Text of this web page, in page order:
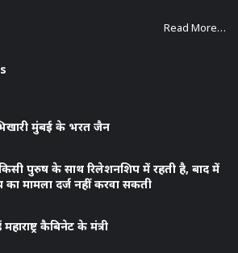
Read More…
मुंबई के भरत जैन
पुरुष के साथ रिलेशनशिप में रहती है, बाद में
मामला दर्ज नहीं करवा सकती
कैबिनेट के मंत्री